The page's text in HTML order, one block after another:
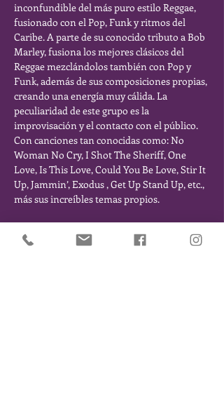
inconfundible del más puro estilo Reggae,
fusionado con el Pop, Funk y ritmos del
Caribe. A parte de su conocido tributo a Bob
Marley, fusiona los mejores clásicos del
Reggae mezclándolos también con Pop y
Funk, además de sus composiciones propias,
creando una energía muy cálida. La
peculiaridad de este grupo es la
improvisación y el contacto con el público.
Con canciones tan conocidas como: No
Woman No Cry, I Shot The Sheriff, One
Love, Is This Love, Could You Be Love, Stir It
Up, Jammin’, Exodus , Get Up Stand Up, etc.,
más sus increíbles temas propios.